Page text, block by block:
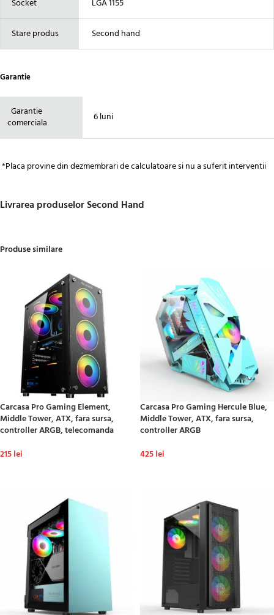
Socket LGA 1155
Stare produs Second hand
Garantie
Garantie
comerciala
6 luni
*Placa provine din dezmembrari de calculatoare si nu a suferit interventii
Livrarea produselor Second Hand
Produse similare
Carcasa Pro Gaming Element,
Middle Tower, ATX, fara sursa,
controller ARGB, telecomanda
215lei
Carcasa Pro Gaming Hercule Blue,
Middle Tower, ATX, fara sursa,
controller ARGB
425lei